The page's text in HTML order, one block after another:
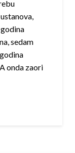
sedam
onda zaori